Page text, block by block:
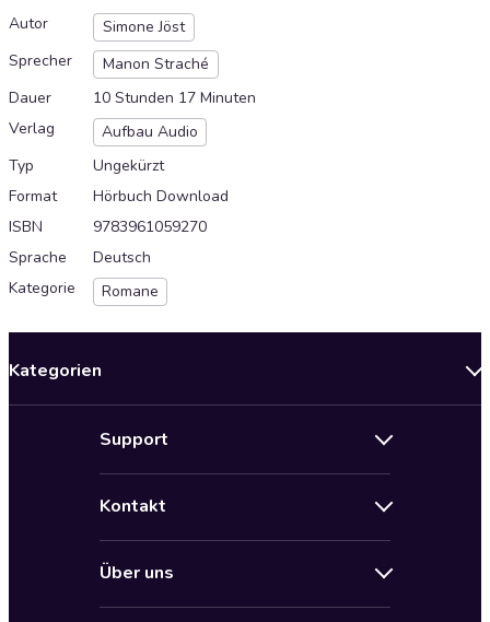
Autor
Simone Jöst
Sprecher
Manon Straché
Dauer
10 Stunden 17 Minuten
Verlag
Aufbau Audio
Typ
Ungekürzt
Format
Hörbuch Download
ISBN
9783961059270
Sprache
Deutsch
Kategorie
Romane
Kategorien
by Audioteka
Support
AGB für Audioteka Abo
Kontakt
Über uns